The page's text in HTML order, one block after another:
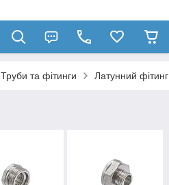
Труби та фітинги Латунний фітинг